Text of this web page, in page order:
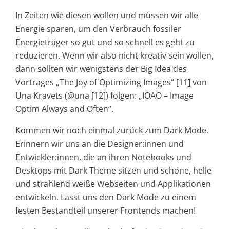
In Zeiten wie diesen wollen und müssen wir alle
Energie sparen, um den Verbrauch fossiler
Energieträger so gut und so schnell es geht zu
reduzieren. Wenn wir also nicht kreativ sein wollen,
dann sollten wir wenigstens der Big Idea des
Vortrages „The Joy of Optimizing Images“ [11] von
Una Kravets (@una [12]) folgen: „IOAO – Image
Optim Always and Often“.
Kommen wir noch einmal zurück zum Dark Mode.
Erinnern wir uns an die Designer:innen und
Entwickler:innen, die an ihren Notebooks und
Desktops mit Dark Theme sitzen und schöne, helle
und strahlend weiße Webseiten und Applikationen
entwickeln. Lasst uns den Dark Mode zu einem
festen Bestandteil unserer Frontends machen!